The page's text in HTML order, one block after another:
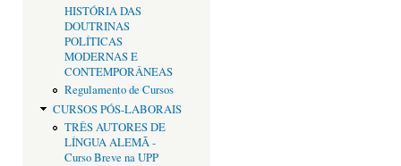
HISTÓRIA DAS
DOUTRINAS
POLÍTICAS
MODERNAS E
CONTEMPORÂNEAS
Regulamento de Cursos
CURSOS PÓS-LABORAIS
TRÊS AUTORES DE
LÍNGUA ALEMÃ -
Curso Breve na UPP